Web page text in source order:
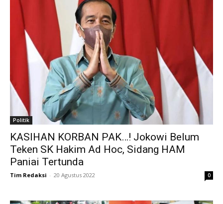
Politik
KASIHAN KORBAN PAK…! Jokowi Belum
Teken SK Hakim Ad Hoc, Sidang HAM
Paniai Tertunda
Tim Redaksi - 20 Agustus 2022 0